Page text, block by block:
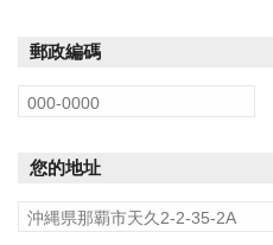
郵政編碼
您的地址